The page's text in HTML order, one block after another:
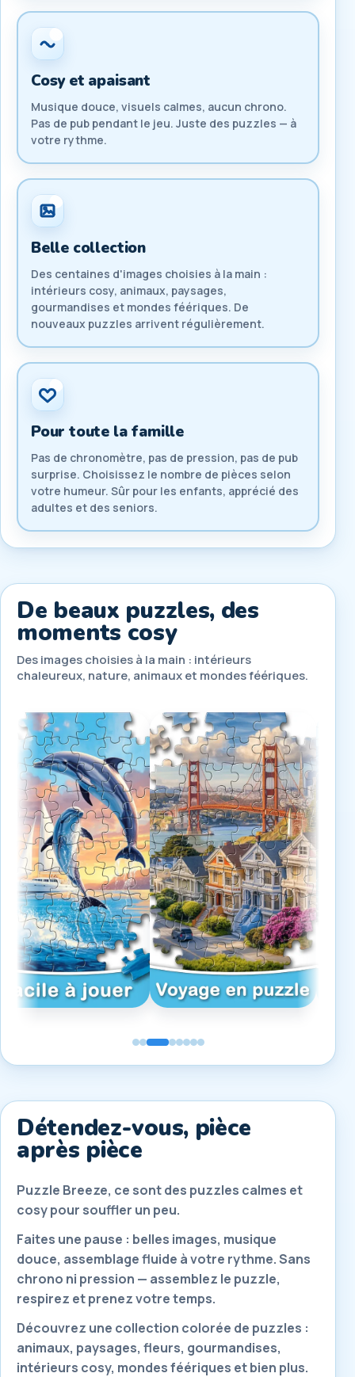
Cosy et apaisant
Musique douce, visuels calmes, aucun chrono.
Pas de pub pendant le jeu. Juste des puzzles — à
votre rythme.
Belle collection
Des centaines d'images choisies à la main :
intérieurs cosy, animaux, paysages,
gourmandises et mondes féériques. De
nouveaux puzzles arrivent régulièrement.
Pour toute la famille
Pas de chronomètre, pas de pression, pas de pub
surprise. Choisissez le nombre de pièces selon
votre humeur. Sûr pour les enfants, apprécié des
adultes et des seniors.
De beaux puzzles, des
moments cosy
Des images choisies à la main : intérieurs
chaleureux, nature, animaux et mondes féériques.
Détendez-vous, pièce
après pièce
Puzzle Breeze, ce sont des puzzles calmes et
cosy pour souffler un peu.
Faites une pause : belles images, musique
douce, assemblage fluide à votre rythme. Sans
chrono ni pression — assemblez le puzzle,
respirez et prenez votre temps.
Découvrez une collection colorée de puzzles :
animaux, paysages, fleurs, gourmandises,
intérieurs cosy, mondes féériques et bien plus.